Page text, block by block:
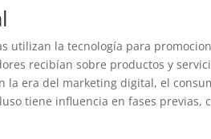
utilizan la tecnología para
recibían sobre productos y
la era del marketing digital, el
tiene influencia en fases previas,